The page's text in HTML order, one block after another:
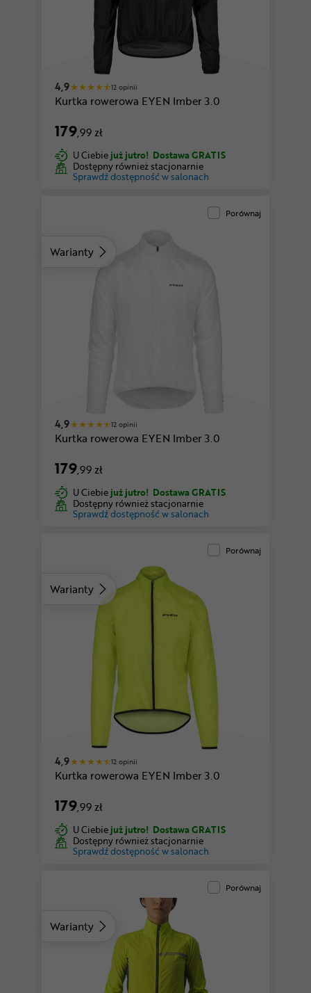
4,9 12 opinii
Kurtka rowerowa EYEN Imber 3.0
179,99 zł
U Ciebie już jutro! Dostawa GRATIS
Dostępny również stacjonarnie
Sprawdź dostępność w salonach
Warianty
Porównaj
4,9 12 opinii
Kurtka rowerowa EYEN Imber 3.0
179,99 zł
U Ciebie już jutro! Dostawa GRATIS
Dostępny również stacjonarnie
Sprawdź dostępność w salonach
Warianty
Porównaj
4,9 12 opinii
Kurtka rowerowa EYEN Imber 3.0
179,99 zł
U Ciebie już jutro! Dostawa GRATIS
Dostępny również stacjonarnie
Sprawdź dostępność w salonach
Warianty
Porównaj